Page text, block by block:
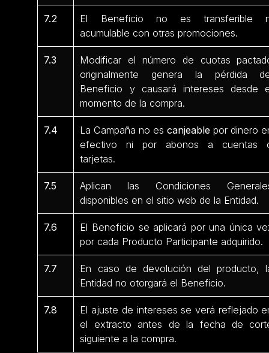
7.2
El Beneficio no es transferible
acumulable con otras promociones.
7.3
Modificar el número de cuotas
originalmente genera la pérdida
Beneficio y causará intereses desde
momento de la compra.
7.4 La Campaña no escanjeable por dinero
efectivo ni por abonos a cuentas
tarjetas.
7.5
Aplican las Condiciones
disponibles en el sitio web de la Entidad.
7.6
El Beneficio se aplicará por una única
por cada Producto Participante adquirido.
7.7
En caso de devolución del producto,
Entidad no otorgará el Beneficio.
7.8
El ajuste de intereses se verá reflejado
el extracto antes de la fecha de
siguiente a la compra.